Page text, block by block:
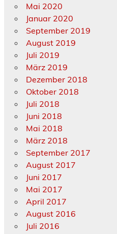
Mai 2020
Januar 2020
September 2019
August 2019
Juli 2019
März 2019
Dezember 2018
Oktober 2018
Juli 2018
Juni 2018
Mai 2018
März 2018
September 2017
August 2017
Juni 2017
Mai 2017
April 2017
August 2016
Juli 2016